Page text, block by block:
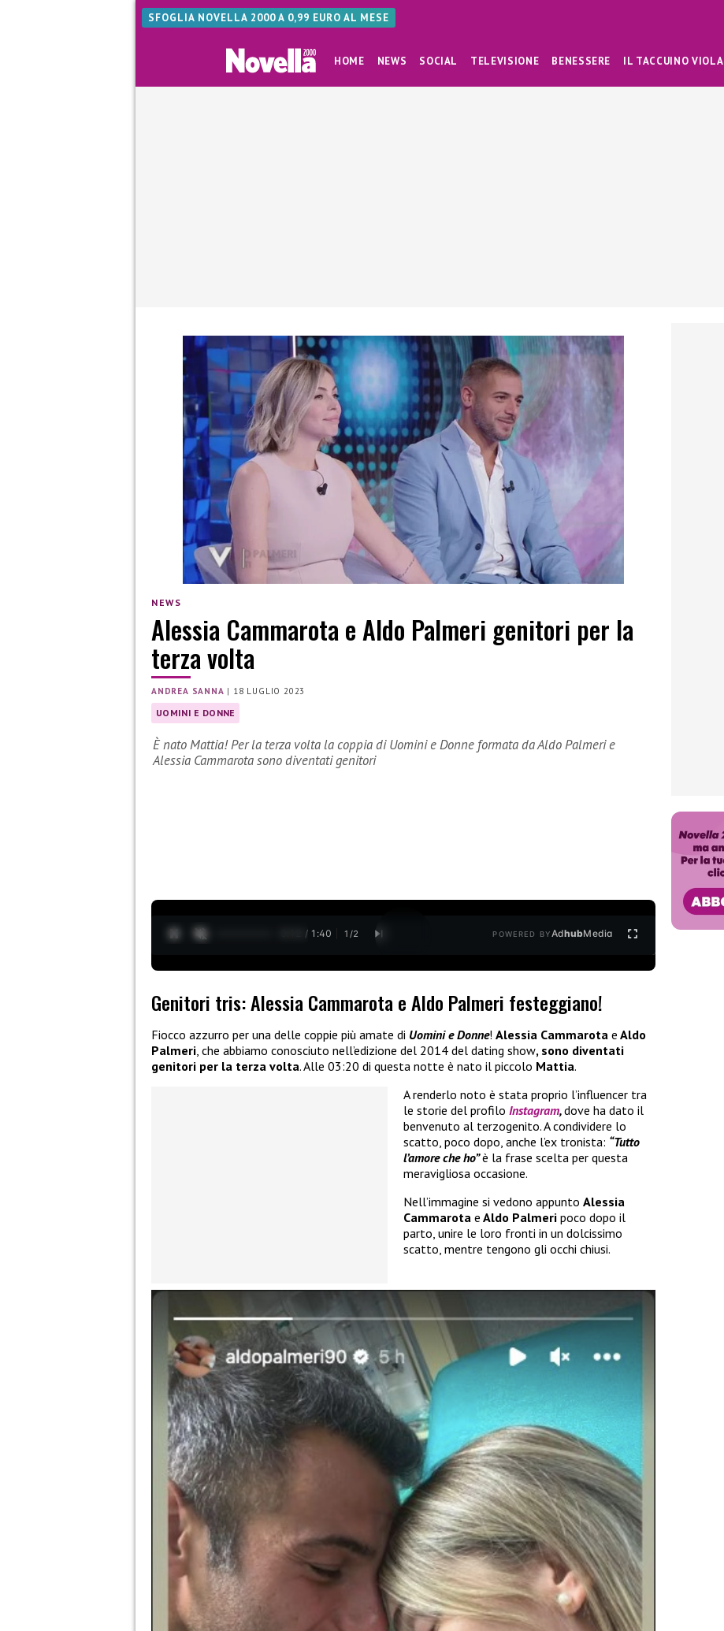
SFOGLIA NOVELLA 2000 A 0,99 EURO AL MESE
HOME NEWS SOCIAL TELEVISIONE BENESSERE IL TACCUINO VIOLA
NEWS
Alessia Cammarota e Aldo Palmeri genitori per la
terza volta
ANDREA SANNA | 18 LUGLIO 2023
UOMINI E DONNE
È nato Mattia! Per la terza volta la coppia di Uomini e Donne formata da Aldo Palmeri e
Alessia Cammarota sono diventati genitori
0:13 / 1:40 1 /2 POWERED BYAdhubMedia
Genitori tris: Alessia Cammarota e Aldo Palmeri festeggiano!
Fiocco azzurro per una delle coppie più amate di Uomini e Donne! Alessia Cammarota e Aldo
Palmeri, che abbiamo conosciuto nell’edizione del 2014 del dating show, sono diventati
genitori per la terza volta. Alle 03:20 di questa notte è nato il piccolo Mattia.
A renderlo noto è stata proprio l’influencer tra
le storie del profilo Instagram,dove ha dato il
benvenuto al terzogenito. A condividere lo
scatto, poco dopo, anche l’ex tronista: “Tutto
l’amore che ho”è la frase scelta per questa
meravigliosa occasione.
Nell’immagine si vedono appunto Alessia
Cammarota e Aldo Palmeri poco dopo il
parto, unire le loro fronti in un dolcissimo
scatto, mentre tengono gli occhi chiusi.